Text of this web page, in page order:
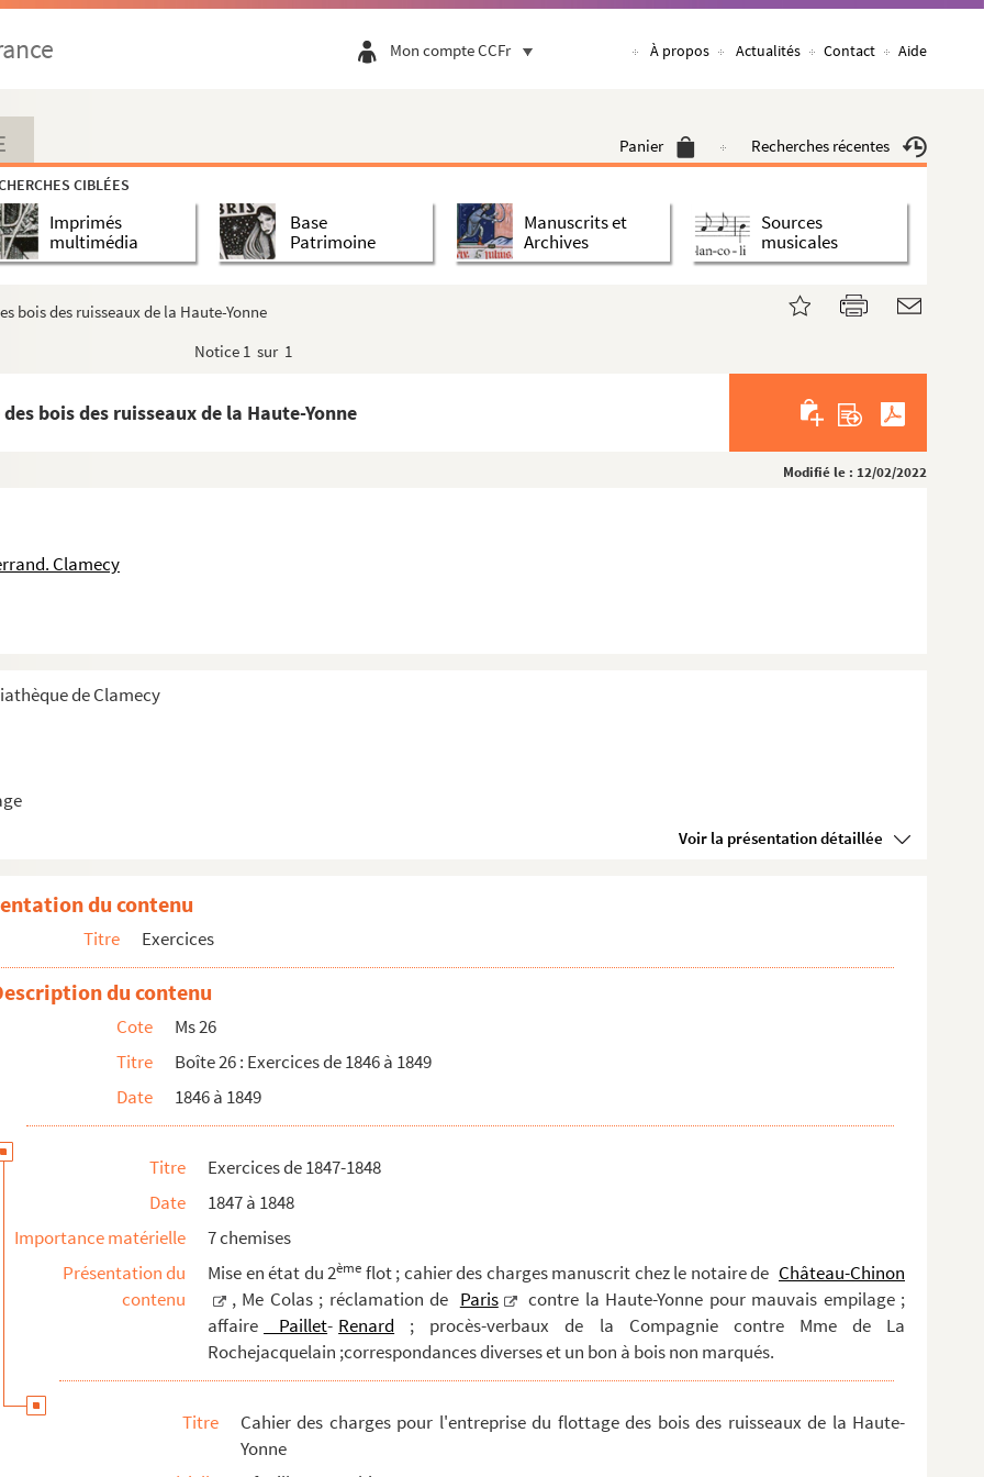
Mon compte CCFr À propos Actualités Contact Aide
Panier Recherches récentes
CIBLÉES
Imprimés
multimédia
Base
Patrimoine
Manuscrits et
Archives
Sources
musicales
bois des ruisseaux de la Haute-Yonne
Notice 1 sur 1
bois des ruisseaux de la Haute-Yonne
Modifié le : 12/02/2022
Clamecy
de Clamecy
Voir la présentation détaillée
des ruisseaux de la Haute-Yonne
Yonne pour mauvais empilage
courues de l'étang du Goulot
Rochejacquelein
du contenu
Titre Exercices
du contenu
Cote
Ms 26
Titre
Boîte 26 : Exercices de 1846 à 1849
Date
1846 à 1849
Titre
Exercices de 1847-1848
Date
1847 à 1848
Importance matérielle
7 chemises
Présentation du
contenu
Mise en état du 2ème flot ; cahier des charges manuscrit chez le notaire de Château-Chinon
, Me Colas ; réclamation de Paris
contre la Haute-Yonne pour mauvais empilage ;
affaire
Paillet- Renard ; procès-verbaux de la Compagnie contre Mme de La
Rochejacquelain ;correspondances diverses et un bon à bois non marqués.
Titre
Cahier des charges pour l'entreprise du flottage des bois des ruisseaux de la Haute-
Yonne